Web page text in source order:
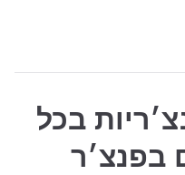
בכל
בפנצ׳ר